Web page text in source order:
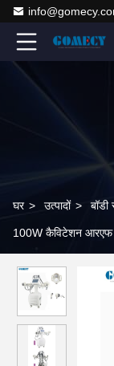
घर > उत्पादों > बॉडी
100W कैविटेशन आरएफ